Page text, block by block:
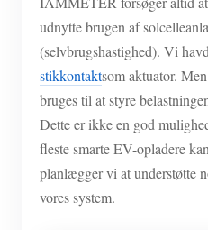
Home Automation
Fabrikkens
Dokument
Tutorial video
FAQ
Nyheder
Udvikler
Udforske
Belønningsprogram
Kontakt
Om os
udnytte brugen af
(selvbrugshastighed). Vi
stikkontaktsom aktuator.
bruges til at styre
Dette er ikke en god
fleste smarte EV-opladere
planlægger vi at understøtte
vores system.